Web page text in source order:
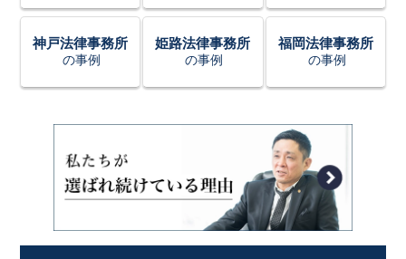
神戸法律事務所
の事例
姫路法律事務所
の事例
福岡法律事務所
の事例